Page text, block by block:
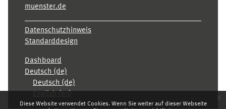
Diese Website verwendet Cookies. Wenn Sie weiter auf dieser Webseite
x
muenster.de
Datenschutzhinweis
Standarddesign
Dashboard
Deutsch ‎(de)‎
Deutsch ‎(de)‎